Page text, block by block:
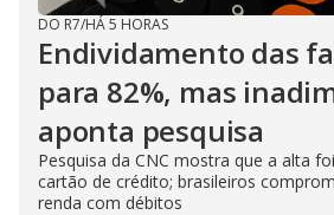
DO R7/HÁ 5 HORAS
Endividamento das
para 82%, mas
aponta pesquisa
Pesquisa da CNC mostra que a alta
cartão de crédito; brasileiros
renda com débitos